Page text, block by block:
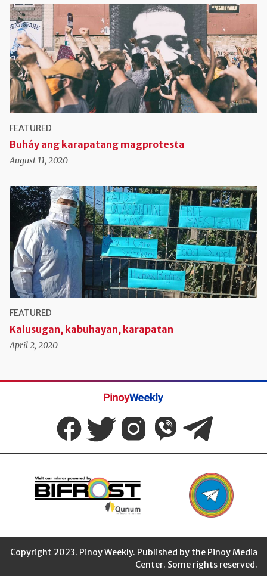
FEATURED
Buháy ang karapatang magprotesta
August 11, 2020
FEATURED
Kalusugan, kabuhayan, karapatan
April 2, 2020
Pinoy
Weekly
Copyright 2023. Pinoy Weekly. Published by the Pinoy Media
Center. Some rights reserved.